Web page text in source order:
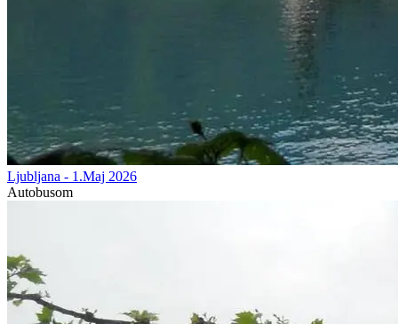
Ljubljana - 1.Maj 2026
Autobusom